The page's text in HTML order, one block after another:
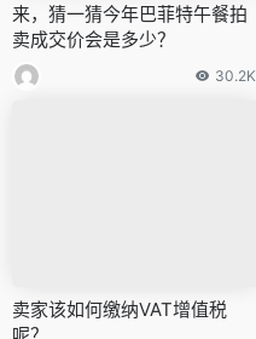
来，猜一猜今年巴菲特午餐拍
卖成交价会是多少？
30.2K
卖家该如何缴纳VAT增值税